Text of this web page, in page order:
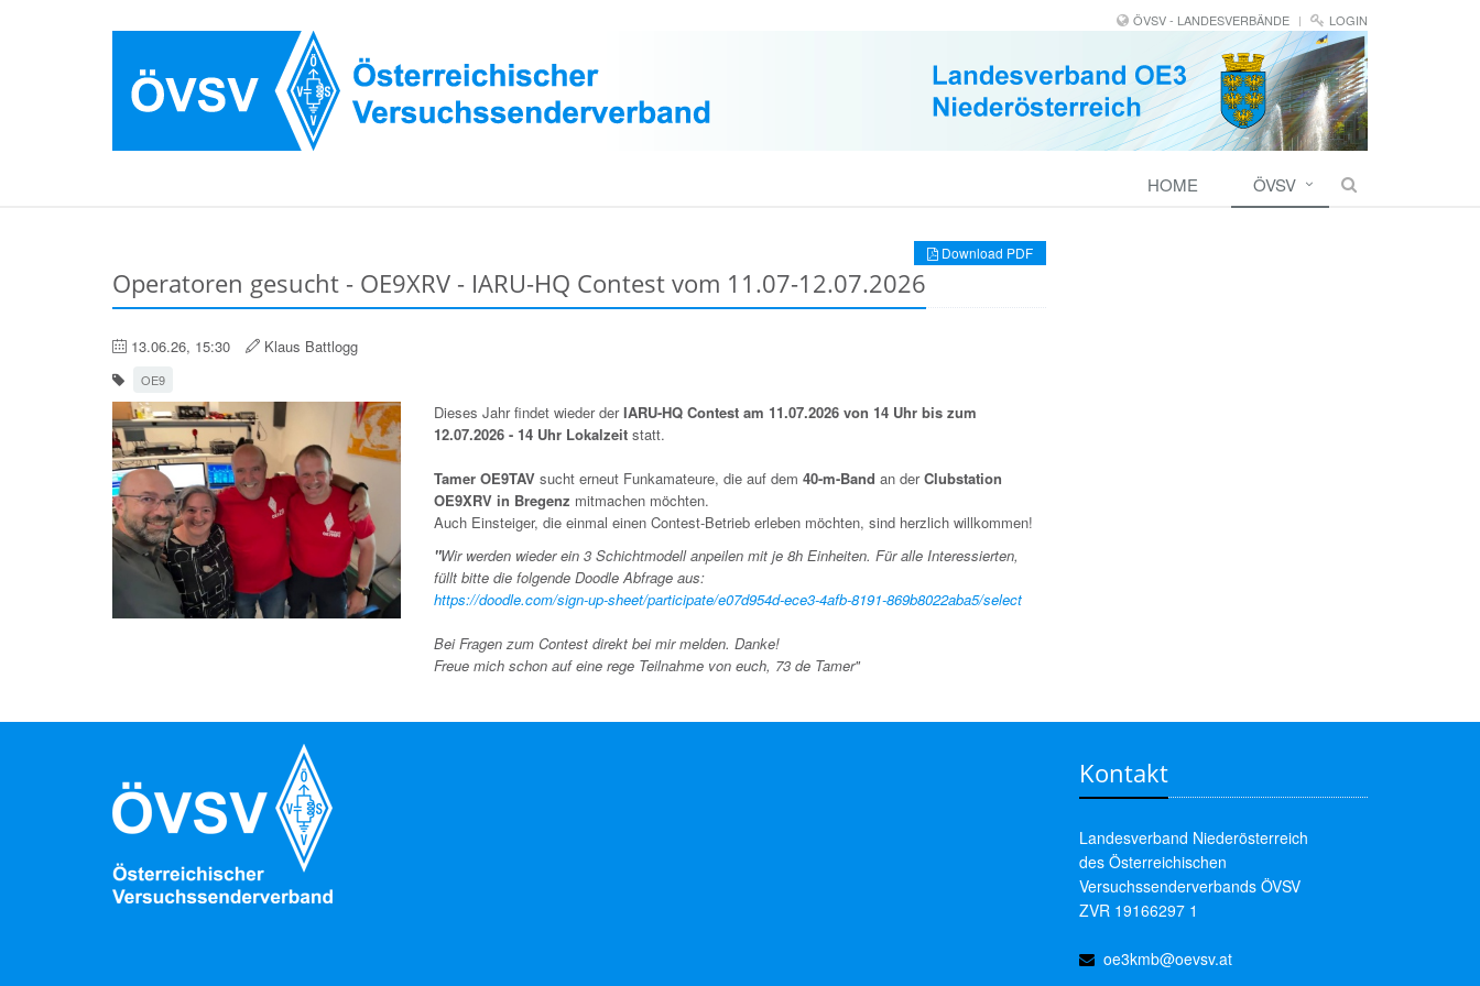
ÖVSV - LANDESVERBÄNDE LOGIN
HOME ÖVSV
Download PDF
Operatoren gesucht - OE9XRV - IARU-HQ Contest vom 11.07-12.07.2026
13.06.26, 15:30 Klaus Battlogg
OE9
Dieses Jahr findet wieder derIARU-HQ Contest am 11.07.2026 von 14 Uhr bis zum
12.07.2026 - 14 Uhr Lokalzeitstatt.
Tamer OE9TAV sucht erneut Funkamateure, die auf dem40-m-Band an derClubstation
OE9XRV in Bregenz mitmachen möchten.
Auch Einsteiger, die einmal einen Contest-Betrieb erleben möchten, sind herzlich willkommen!
"Wir werden wieder ein 3 Schichtmodell anpeilen mit je 8h Einheiten. Für alle Interessierten,
füllt bitte die folgende Doodle Abfrage aus:
https://doodle.com/sign-up-sheet/participate/e07d954d-ece3-4afb-8191-869b8022aba5/select
Bei Fragen zum Contest direkt bei mir melden. Danke!
Freue mich schon auf eine rege Teilnahme von euch, 73 de Tamer"
Kontakt
Landesverband Niederösterreich
des Österreichischen
Versuchssenderverbands ÖVSV
ZVR 19166297 1
oe3kmb@oevsv.at